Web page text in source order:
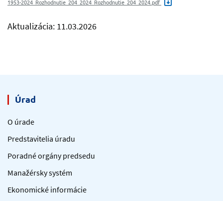
1953-2024_Rozhodnutie_204_2024_Rozhodnutie_204_2024.pdf
Aktualizácia: 11.03.2026
Úrad
O úrade
Predstavitelia úradu
Poradné orgány predsedu
Manažérsky systém
Ekonomické informácie